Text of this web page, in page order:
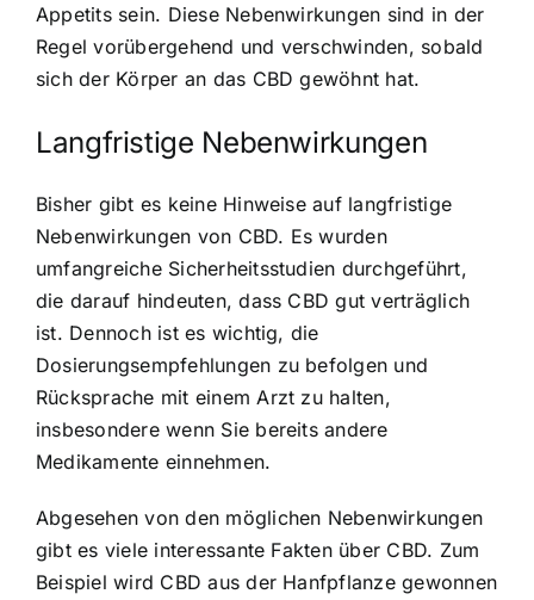
Appetits sein. Diese Nebenwirkungen sind in der
Regel vorübergehend und verschwinden, sobald
sich der Körper an das CBD gewöhnt hat.
Langfristige Nebenwirkungen
Bisher gibt es keine Hinweise auf langfristige
Nebenwirkungen von CBD. Es wurden
umfangreiche Sicherheitsstudien durchgeführt,
die darauf hindeuten, dass CBD gut verträglich
ist. Dennoch ist es wichtig, die
Dosierungsempfehlungen zu befolgen und
Rücksprache mit einem Arzt zu halten,
insbesondere wenn Sie bereits andere
Medikamente einnehmen.
Abgesehen von den möglichen Nebenwirkungen
gibt es viele interessante Fakten über CBD. Zum
Beispiel wird CBD aus der Hanfpflanze gewonnen